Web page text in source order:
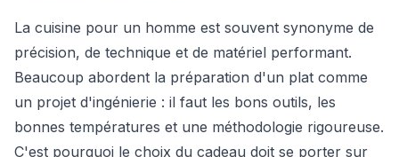
La cuisine pour un homme est souvent synonyme de
précision, de technique et de matériel performant.
Beaucoup abordent la préparation d'un plat comme
un projet d'ingénierie : il faut les bons outils, les
bonnes températures et une méthodologie rigoureuse.
C'est pourquoi le choix du cadeau doit se porter sur